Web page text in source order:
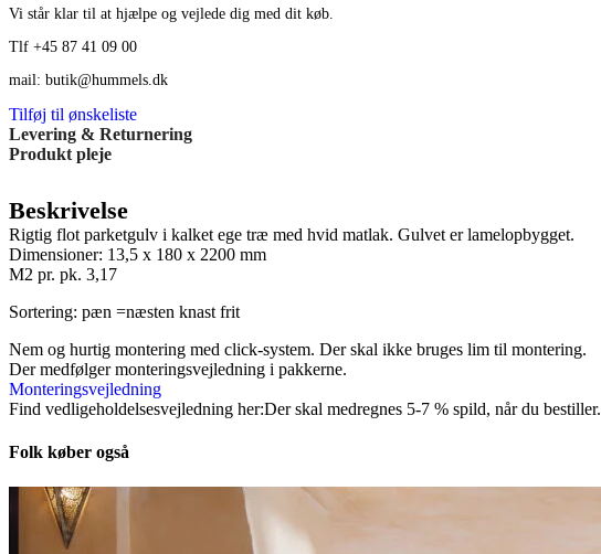
Vi står klar til at hjælpe og vejlede dig med dit køb.
Tlf +45 87 41 09 00
mail: butik@hummels.dk
Tilføj til ønskeliste
Levering & Returnering
Produkt pleje
Beskrivelse
Rigtig flot parketgulv i kalket ege træ med hvid matlak. Gulvet er lamelopbygget.
Dimensioner: 13,5 x 180 x 2200 mm
M2 pr. pk. 3,17
Sortering: pæn =næsten knast frit
Nem og hurtig montering med click-system. Der skal ikke bruges lim til montering.
Der medfølger monteringsvejledning i pakkerne.
Monteringsvejledning
Find vedligeholdelsesvejledning her:Der skal medregnes 5-7 % spild, når du bestiller.
Folk køber også